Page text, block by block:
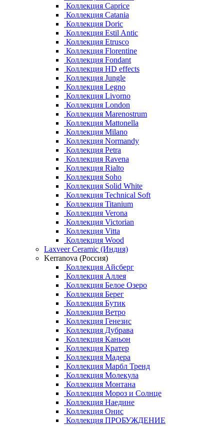
Коллекция Caprice
Коллекция Catania
Коллекция Doric
Коллекция Estil Antic
Коллекция Etrusco
Коллекция Florentine
Коллекция Fondant
Коллекция HD effects
Коллекция Jungle
Коллекция Legno
Коллекция Livorno
Коллекция London
Коллекция Marenostrum
Коллекция Mattonella
Коллекция Milano
Коллекция Normandy
Коллекция Petra
Коллекция Ravena
Коллекция Rialto
Коллекция Soho
Коллекция Solid White
Коллекция Technical Soft
Коллекция Titanium
Коллекция Verona
Коллекция Victorian
Коллекция Vitta
Коллекция Wood
Laxveer Ceramic (Индия)
Kerranova (Россия)
Коллекция Айсберг
Коллекция Аллея
Коллекция Белое Озеро
Коллекция Берег
Коллекция Бутик
Коллекция Ветро
Коллекция Генезис
Коллекция Дубрава
Коллекция Каньон
Коллекция Кратер
Коллекция Мадера
Коллекция Марбл Тренд
Коллекция Молекула
Коллекция Монтана
Коллекция Мороз и Солнце
Коллекция Наедине
Коллекция Онис
Коллекция ПРОБУЖДЕНИЕ